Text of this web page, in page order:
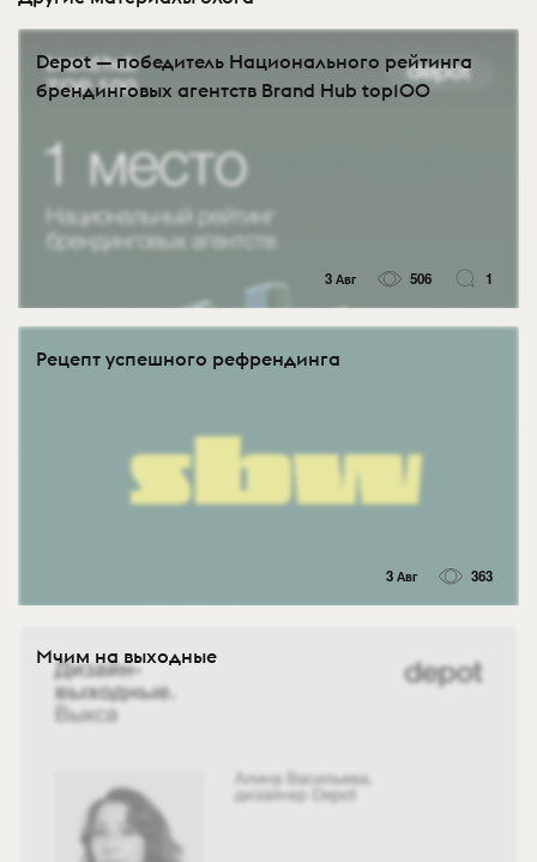
Depot — победитель Национального рейтинга
брендинговых агентств Brand Hub top100
3 Авг 506 1
Рецепт успешного рефрендинга
3 Авг 363
Мчим на выходные